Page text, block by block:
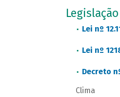
Legislação
Lei nº
Lei nº
Decreto
Clima